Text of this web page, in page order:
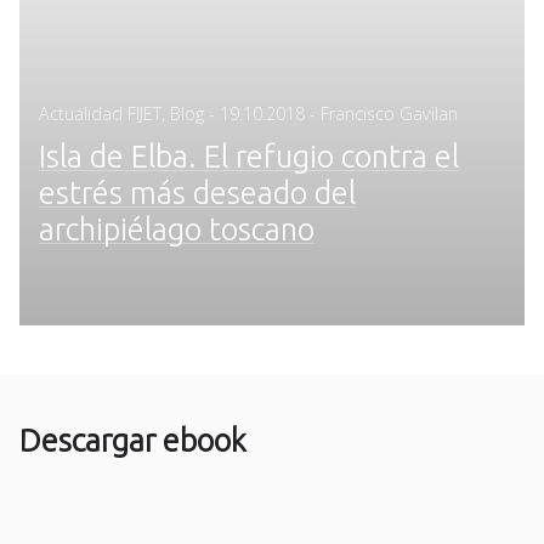
Actualidad FIJET Blog - Posted
on
19.10.2018 - Francisco Gavilan
Isla de Elba. El refugio contra el
estrés más deseado del
archipiélago toscano
Descargar ebook